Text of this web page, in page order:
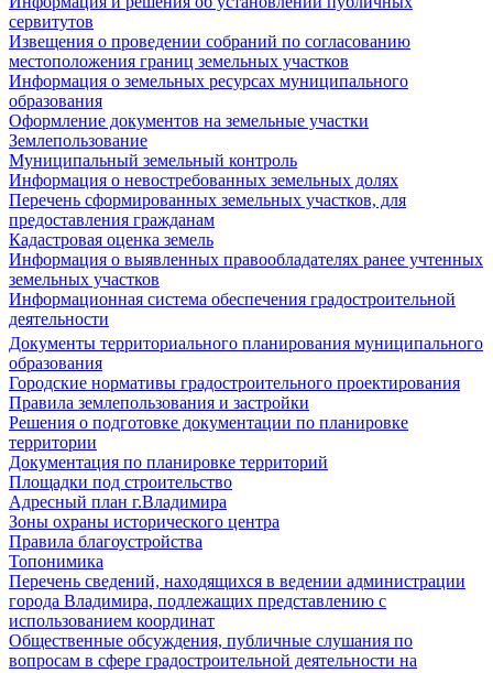
сервитутов
Извещения о проведении собраний по согласованию
местоположения границ земельных участков
Информация о земельных ресурсах муниципального
образования
Оформление документов на земельные участки
Землепользование
Муниципальный земельный контроль
Информация о невостребованных земельных долях
Перечень сформированных земельных участков, для
предоставления гражданам
Кадастровая оценка земель
Информация о выявленных правообладателях ранее учтенных
земельных участков
Информационная система обеспечения градостроительной
деятельности
Документы территориального планирования муниципального
образования
Городские нормативы градостроительного проектирования
Правила землепользования и застройки
Решения о подготовке документации по планировке
территории
Документация по планировке территорий
Площадки под строительство
Адресный план г.Владимира
Зоны охраны исторического центра
Правила благоустройства
Топонимика
Перечень сведений, находящихся в ведении администрации
города Владимира, подлежащих представлению с
использованием координат
Общественные обсуждения, публичные слушания по
вопросам в сфере градостроительной деятельности на